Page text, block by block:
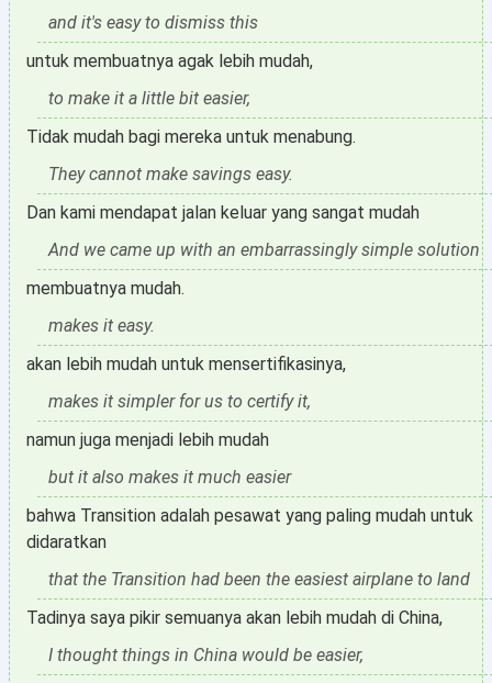
and it's easy to dismiss this
untuk membuatnya agak lebih mudah,
to make it a little bit easier,
Tidak mudah bagi mereka untuk menabung.
They cannot make savings easy.
Dan kami mendapat jalan keluar yang sangat mudah
And we came up with an embarrassingly simple solution
membuatnya mudah.
makes it easy.
akan lebih mudah untuk mensertifikasinya,
makes it simpler for us to certify it,
namun juga menjadi lebih mudah
but it also makes it much easier
bahwa Transition adalah pesawat yang paling mudah untuk
didaratkan
that the Transition had been the easiest airplane to land
Tadinya saya pikir semuanya akan lebih mudah di China,
I thought things in China would be easier,